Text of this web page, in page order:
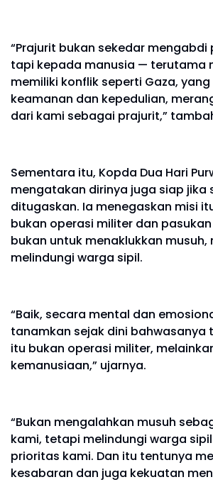
“Prajurit bukan sekedar mengabdi
tapi kepada manusia — terutama
memiliki konflik seperti Gaza,
keamanan dan kepedulian,
dari kami sebagai prajurit,”
Sementara itu, Kopda Dua Hari
mengatakan dirinya juga siap jika
ditugaskan. Ia menegaskan misi
bukan operasi militer dan
bukan untuk menaklukkan musuh,
melindungi warga sipil.
“Baik, secara mental dan
tanamkan sejak dini bahwasanya
itu bukan operasi militer,
kemanusiaan,” ujarnya.
“Bukan mengalahkan musuh
kami, tetapi melindungi warga
prioritas kami. Dan itu tentunya
kesabaran dan juga kekuatan